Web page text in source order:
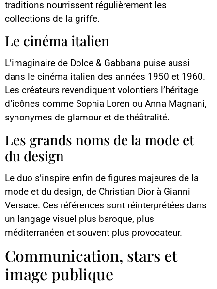
traditions nourrissent régulièrement les
collections de la griffe.
Le cinéma italien
L’imaginaire de Dolce & Gabbana puise aussi
dans le cinéma italien des années 1950 et 1960.
Les créateurs revendiquent volontiers l’héritage
d’icônes comme Sophia Loren ou Anna Magnani,
synonymes de glamour et de théâtralité.
Les grands noms de la mode et
du design
Le duo s’inspire enfin de figures majeures de la
mode et du design, de Christian Dior à Gianni
Versace. Ces références sont réinterprétées dans
un langage visuel plus baroque, plus
méditerranéen et souvent plus provocateur.
Communication, stars et
image publique